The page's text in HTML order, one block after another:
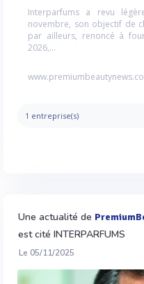
Interparfums a revu
novembre, son objectif de
par ailleurs, renoncé à
2026,...
1 entreprise(s)
Une actualité de
est cité INTERPARFUMS
Le 05/11/2025